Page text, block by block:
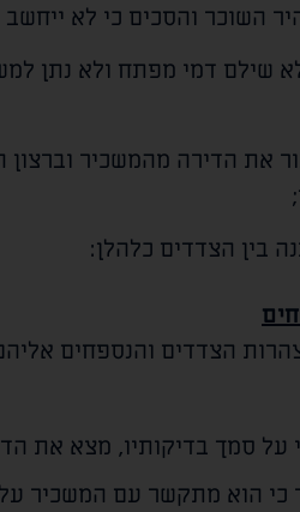
השוכר והסכים כי לא ייחשב
שילם דמי מפתח ולא נתן
את הדירה מהמשכיר
בין הצדדים כלהלן:
הצדדים והנספחים
על סמך בדיקותיו, מצא את
כי הוא מתקשר עם המשכיר